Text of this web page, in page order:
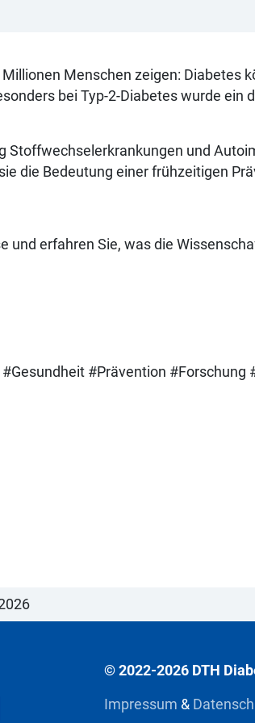
Menschen zeigen: Diabetes
bei Typ-2-Diabetes wurde ein
Stoffwechselerkrankungen und
die Bedeutung einer frühzeitigen
und erfahren Sie, was die
#Prävention #Forschung
© 2022-2026 DTH
Impressum &